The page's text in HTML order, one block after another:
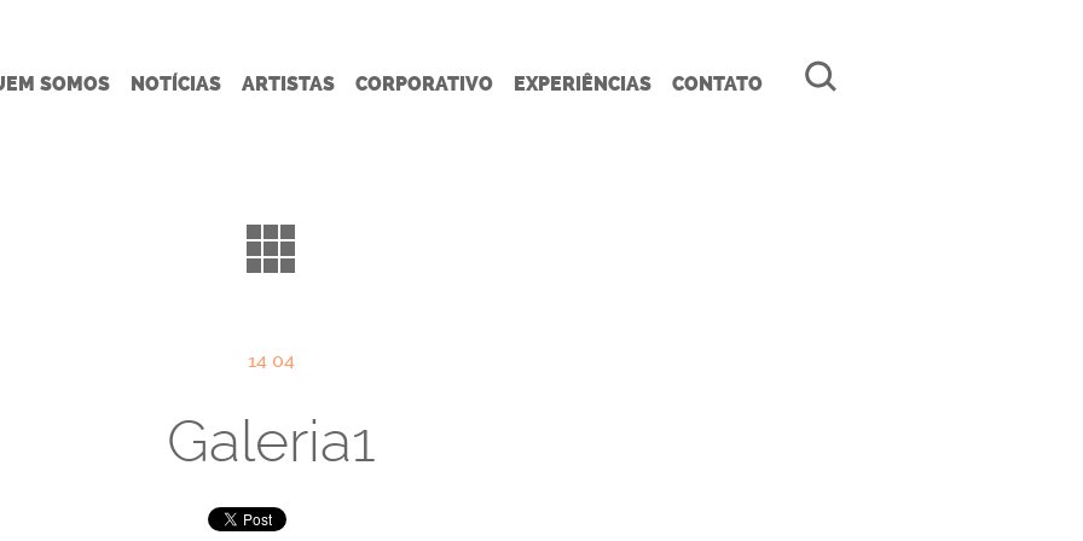
SOMOS NOTÍCIAS ARTISTAS CORPORATIVO EXPERIÊNCIAS CONTATO
14 04
Galeria1